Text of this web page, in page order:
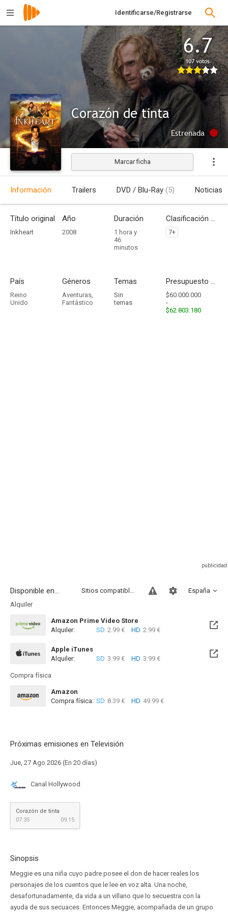
Identificarse/Registrarse
6.7
107 votos
Corazón de tinta
Estrenada
Marcar ficha
Información Trailers DVD / Blu-Ray (5) Noticias
Título original
Inkheart
Año
2008
Duración
1 hora y
46
minutos
Clasificación por edades
7+
País
Reino
Unido
Géneros
Aventuras,
Fantástico
Temas
Sin
temas
Presupuesto - Ingresos
$60.000.000
-
$62.803.180
Disponible en... España
Sitios compatibles
Alquiler
Amazon Prime Video Store
Alquiler:
SD 2.99 € HD 2.99 €
Apple iTunes
Alquiler:
SD 3.99 € HD 3.99 €
Compra física
Amazon
Compra física: SD 8.39 € HD 49.99 €
Próximas emisiones en Televisión
Jue, 27 Ago 2026 (En 20 días)
Canal Hollywood
Corazón de tinta
07:35
09:15
Sinopsis
Meggie es una niña cuyo padre posee el don de hacer reales los
personajes de los cuentos que le lee en voz alta. Una noche,
desafortunadamente, da vida a un villano que lo secuestra con la
ayuda de sus secuaces. Entonces Meggie, acompañada de un grupo